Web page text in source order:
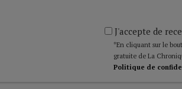
J'accepte de
*En cliquant sur le
gratuite de La
Politique de